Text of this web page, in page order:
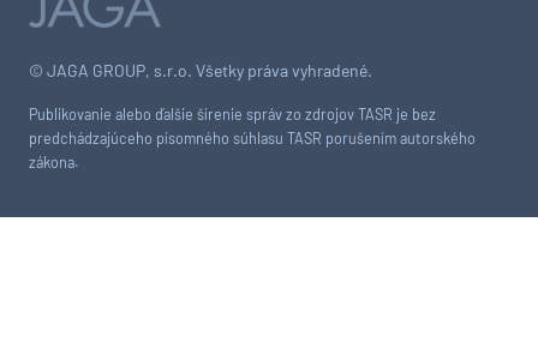
© JAGA GROUP, s.r.o. Všetky práva vyhradené.
Publikovanie alebo ďalšie šírenie správ zo zdrojov TASR je bez
predchádzajúceho písomného súhlasu TASR porušením autorského
zákona.